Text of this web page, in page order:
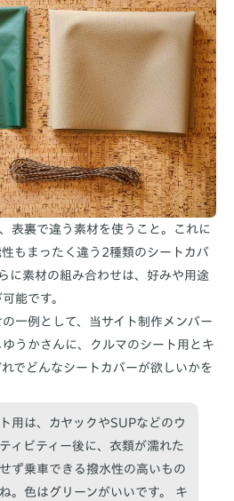
表裏で違う素材を使うこと。これに
もまったく違う2種類のシートカバ
に素材の組み合わせは、好みや用途
能です。
一例として、当サイト制作メンバー
うかさんに、クルマのシート用とキ
でどんなシートカバーが欲しいかを
用は、カヤックやSUPなどのウ
ィビティー後に、衣類が濡れた
ず乗車できる撥水性の高いもの
。色はグリーンがいいです。 キ